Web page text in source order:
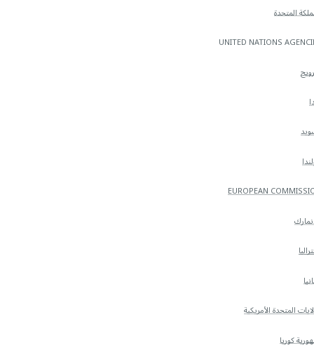
المتحدة
UNITED NATIONS
EUROPEAN
المتحدة الأمريكية
كوريا